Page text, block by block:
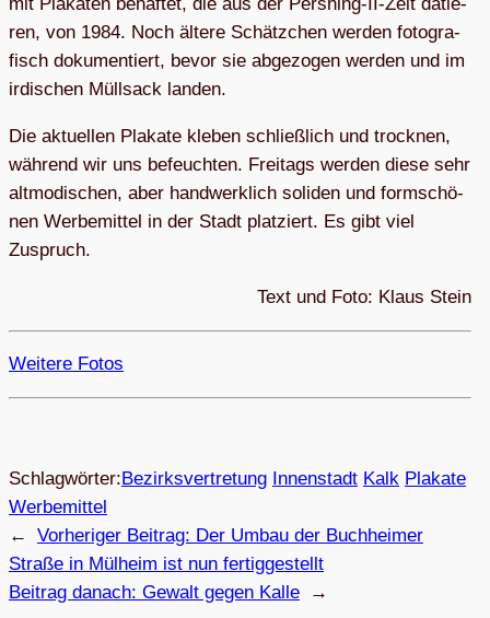
ren, von 1984. Noch äl­te­re Schätz­chen wer­den fo­to­gra­
fisch do­ku­men­tiert, be­vor sie ab­ge­zo­gen wer­den und im
ir­di­schen Müll­sack landen.
Die ak­tu­el­len Pla­ka­te kle­ben schlie­ß­lich und trock­nen,
wäh­rend wir uns be­feuch­ten. Frei­tags wer­den die­se sehr
alt­mo­di­schen, aber hand­werk­lich so­li­den und form­schö­
nen Wer­be­mit­tel in der Stadt plat­ziert. Es gibt viel
Zuspruch.
Text und Foto: Klaus Stein
Wei­tere Fotos
Schlagwörter:Bezirksvertretung Innenstadt Kalk Pla­ka­te
Wer­be­mit­tel
←
Vorheriger Beitrag: Der Umbau der Buch­hei­mer
Straße in Mül­heim ist nun fertiggestellt
Beitrag danach: Gewalt gegen Kalle
→